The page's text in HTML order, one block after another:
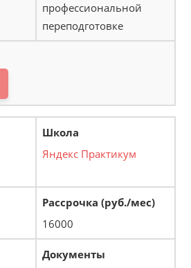
профессиональной
переподготовке
Яндекс Практикум
16000